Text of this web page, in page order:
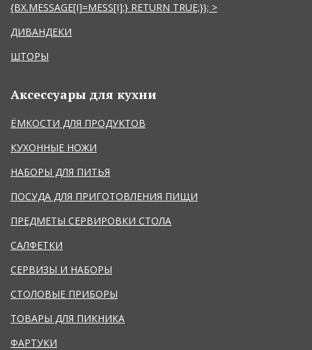
{BX.MESSAGE[I]=MESS[I];} RETURN TRUE;}}; >
ДИВАНДЕКИ
ШТОРЫ
Аксессуары для кухни
ЁМКОСТИ ДЛЯ ПРОДУКТОВ
КУХОННЫЕ НОЖИ
НАБОРЫ ДЛЯ ПИТЬЯ
ПОСУДА ДЛЯ ПРИГОТОВЛЕНИЯ ПИЩИ
ПРЕДМЕТЫ СЕРВИРОВКИ СТОЛА
САЛФЕТКИ
СЕРВИЗЫ И НАБОРЫ
СТОЛОВЫЕ ПРИБОРЫ
ТОВАРЫ ДЛЯ ПИКНИКА
ФАРТУКИ